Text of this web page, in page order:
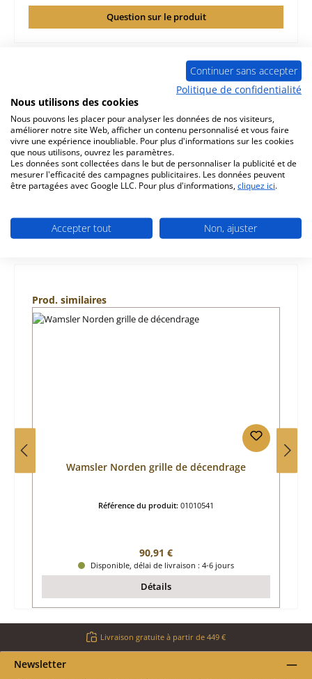
Question sur le produit
Description
d‘origine revêtement de chambre de combustion pour le
poêle Wamsler Norden KF 198 type 19882, type 19872
ensemble de 6 pièce…Plus
Caractéristiques
Ignorer la galerie de produits
Prod. similaires
Wamsler Norden grille de décendrage
Référence du produit: 01010541
Prix régulier :
90,91 €
Disponible, délai de livraison : 4-6 jours
Détails
Livraison gratuite à partir de 449 €
Newsletter
Continuer sans accepter
Politique de confidentialité
Nous utilisons des cookies
Nous pouvons les placer pour analyser les données de nos visiteurs,
améliorer notre site Web, afficher un contenu personnalisé et vous faire
vivre une expérience inoubliable. Pour plus d'informations sur les cookies
que nous utilisons, ouvrez les paramètres.
Les données sont collectées dans le but de personnaliser la publicité et de
mesurer l'efficacité des campagnes publicitaires. Les données peuvent
être partagées avec Google LLC. Pour plus d'informations,cliquez ici.
Accepter tout Non, ajuster